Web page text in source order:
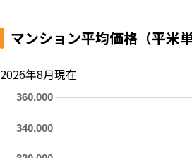
マンション平均価格（平米
2026年8月現在
340,000
360,000